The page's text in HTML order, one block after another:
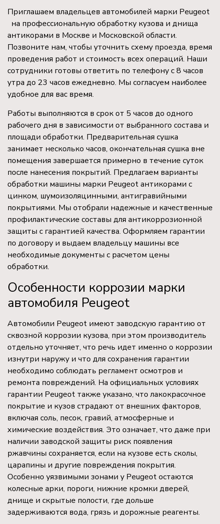
Приглашаем владельцев автомобилей марки Peugeot
на профессиональную обработку кузова и днища
антикорами в Москве и Московской области.
Позвоните нам, чтобы уточнить схему проезда, время
проведения работ и стоимость всех операций. Наши
сотрудники готовы ответить по телефону с 8 часов
утра до 23 часов ежедневно. Мы согласуем наиболее
удобное для вас время.
Работы выполняются в срок от 5 часов до одного
рабочего дня в зависимости от выбранного состава и
площади обработки. Предварительная сушка
занимает несколько часов, окончательная сушка вне
помещения завершается примерно в течение суток
после нанесения покрытий. Предлагаем варианты
обработки машины марки Peugeot антикорами с
цинком, шумоизоляцинными, антигравийными
покрытиями. Мы отобрали надежные и качественные
профилактические составы для антикоррозионной
защиты с гарантией качества. Оформляем гарантии
по договору и выдаем владельцу машины все
необходимые документы с расчетом цены
обработки.
Особенности коррозии марки
автомобиля Peugeot
Автомобили Peugeot имеют заводскую гарантию от
сквозной коррозии кузова, при этом производитель
отдельно уточняет, что речь идет именно о коррозии
изнутри наружу и что для сохранения гарантии
необходимо соблюдать регламент осмотров и
ремонта повреждений. На официальных условиях
гарантии Peugeot также указано, что лакокрасочное
покрытие и кузов страдают от внешних факторов,
включая соль, песок, гравий, атмосферные и
химические воздействия. Это означает, что даже при
наличии заводской защиты риск появления
ржавчины сохраняется, если на кузове есть сколы,
царапины и другие повреждения покрытия.
Особенно уязвимыми зонами у Peugeot остаются
колесные арки, пороги, нижние кромки дверей,
днище и скрытые полости, где дольше
задерживаются вода, грязь и дорожные реагенты.